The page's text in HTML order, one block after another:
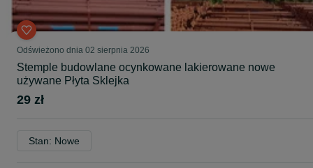
Odświeżono dnia 02 sierpnia 2026
Stemple budowlane ocynkowane lakierowane nowe
używane Płyta Sklejka
29 zł
Stan: Nowe